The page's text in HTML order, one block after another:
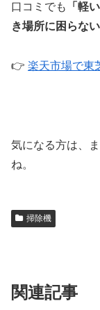
口コミでも
「軽
き場所に困らない
👉 楽天市場で東
気になる方は、
ね。
掃除機
関連記事